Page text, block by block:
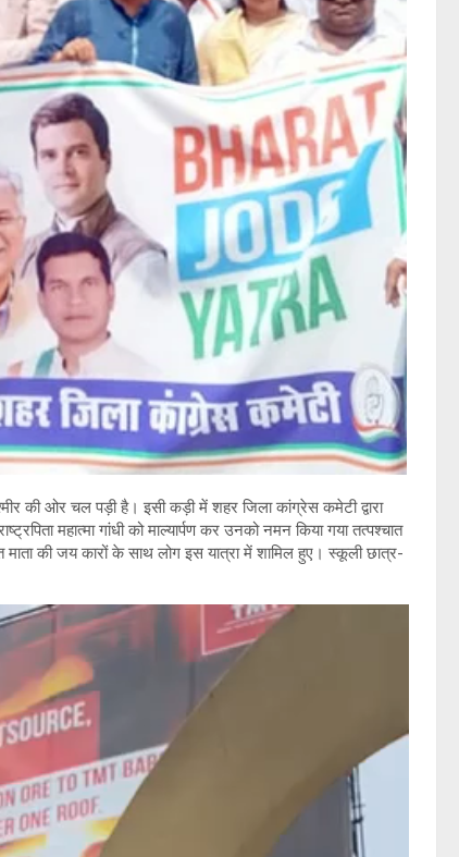
की ओर चल पड़ी है। इसी कड़ी में शहर जिला कांग्रेस कमेटी द्वारा
महात्मा गांधी को माल्यार्पण कर उनको नमन किया गया तत्पश्चात
की जय कारों के साथ लोग इस यात्रा में शामिल हुए। स्कूली छात्र-